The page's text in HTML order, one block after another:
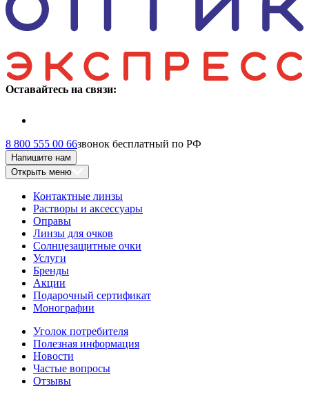
Оставайтесь на связи:
8 800 555 00 66звонок бесплатный по РФ
Напишите нам
Открыть меню
Контактные линзы
Растворы и аксессуары
Оправы
Линзы для очков
Солнцезащитные очки
Услуги
Бренды
Акции
Подарочный сертификат
Монографии
Уголок потребителя
Полезная информация
Новости
Частые вопросы
Отзывы